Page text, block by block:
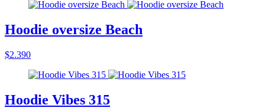
Hoodie oversize Beach
$2.390
Hoodie Vibes 315